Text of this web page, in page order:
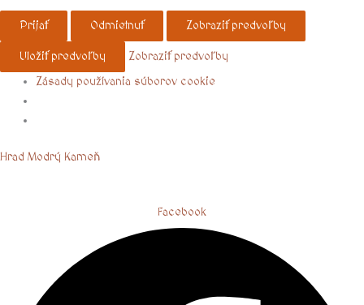
Prijať Odmietnuť Zobraziť predvoľby
Uložiť predvoľby
Zobraziť predvoľby
Zásady používania súborov cookie
Hrad Modrý Kameň
Facebook
Menu